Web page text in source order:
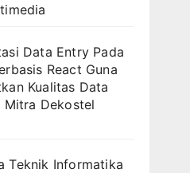
Data Entry Pada
React Guna
Kualitas Data
Mitra Dekostel
Teknik Informatika